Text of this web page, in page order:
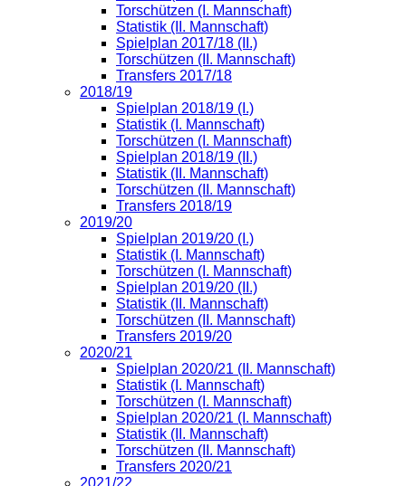
Torschützen (I. Mannschaft)
Statistik (II. Mannschaft)
Spielplan 2017/18 (II.)
Torschützen (II. Mannschaft)
Transfers 2017/18
2018/19
Spielplan 2018/19 (I.)
Statistik (I. Mannschaft)
Torschützen (I. Mannschaft)
Spielplan 2018/19 (II.)
Statistik (II. Mannschaft)
Torschützen (II. Mannschaft)
Transfers 2018/19
2019/20
Spielplan 2019/20 (I.)
Statistik (I. Mannschaft)
Torschützen (I. Mannschaft)
Spielplan 2019/20 (II.)
Statistik (II. Mannschaft)
Torschützen (II. Mannschaft)
Transfers 2019/20
2020/21
Spielplan 2020/21 (II. Mannschaft)
Statistik (I. Mannschaft)
Torschützen (I. Mannschaft)
Spielplan 2020/21 (I. Mannschaft)
Statistik (II. Mannschaft)
Torschützen (II. Mannschaft)
Transfers 2020/21
2021/22